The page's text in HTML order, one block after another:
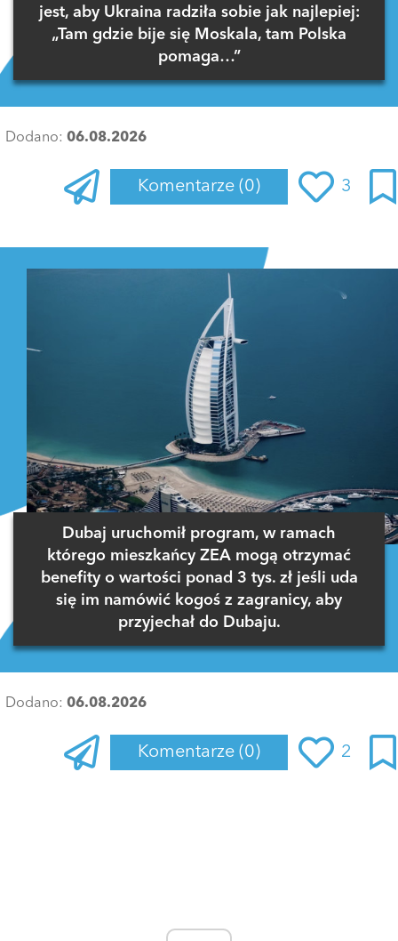
jest, aby Ukraina radziła sobie jak najlepiej:
„Tam gdzie bije się Moskala, tam Polska
pomaga…”
Dodano: 06.08.2026
Komentarze (0) 3
Dubaj uruchomił program, w ramach
którego mieszkańcy ZEA mogą otrzymać
benefity o wartości ponad 3 tys. zł jeśli uda
się im namówić kogoś z zagranicy, aby
przyjechał do Dubaju.
Dodano: 06.08.2026
Komentarze (0) 2